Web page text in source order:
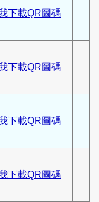
下載QR圖碼
下載QR圖碼
下載QR圖碼
下載QR圖碼